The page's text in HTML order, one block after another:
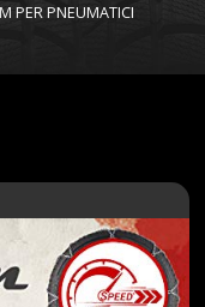
PER PNEUMATICI